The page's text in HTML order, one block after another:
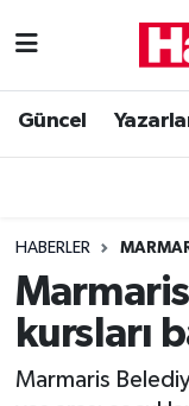
Güncel
HABERLER
kursları
Marmaris
Güncel
Muğla
Siyaset
Muğla
Muğla Trafik
Süper Lig
Tüm